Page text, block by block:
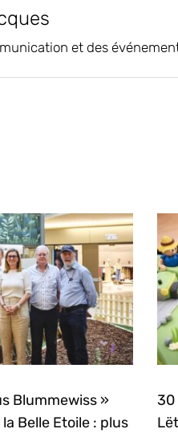
et des
Blummewiss »
la Belle Etoile : plus
30